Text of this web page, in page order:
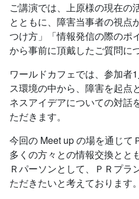
ご講演では、上原様の現在の
とともに、障害当事者の視点
つけ方」「情報発信の際のポ
から事前に頂戴したご質問に
ワールドカフェでは、参加者
ス環境の中から、障害を起点
ネスアイデアについての対話
ただきます。
今回の Meet up の場を通じて
多くの方々との情報交換とと
Ｒパーソンとして、ＰＲプラ
ただきたいと考えております。